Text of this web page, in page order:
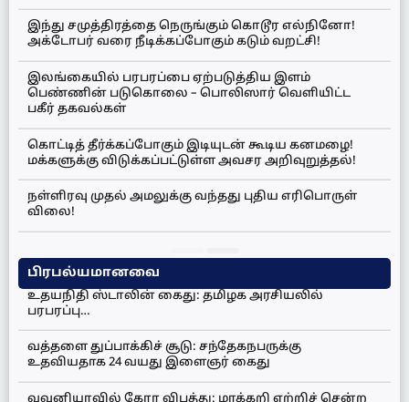
இந்து சமுத்திரத்தை நெருங்கும் கொடூர எல்நினோ!
அக்டோபர் வரை நீடிக்கப்போகும் கடும் வறட்சி!
இலங்கையில் பரபரப்பை ஏற்படுத்திய இளம்
பெண்ணின் படுகொலை – பொலிஸார் வெளியிட்ட
பகீர் தகவல்கள்
கொட்டித் தீர்க்கப்போகும் இடியுடன் கூடிய கனமழை!
மக்களுக்கு விடுக்கப்பட்டுள்ள அவசர அறிவுறுத்தல்!
நள்ளிரவு முதல் அமலுக்கு வந்தது புதிய எரிபொருள்
விலை!
பிரபல்யமானவை
உதயநிதி ஸ்டாலின் கைது: தமிழக அரசியலில்
பரபரப்பு…
வத்தளை துப்பாக்கிச் சூடு: சந்தேகநபருக்கு
உதவியதாக 24 வயது இளைஞர் கைது